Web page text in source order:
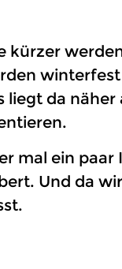
kürzer
liegt da
mal ein
Und da